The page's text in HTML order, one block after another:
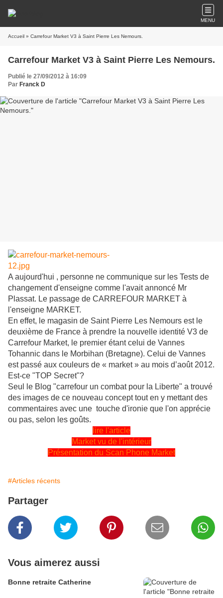
MENU
Accueil » Carrefour Market V3 à Saint Pierre Les Nemours.
Carrefour Market V3 à Saint Pierre Les Nemours.
Publié le 27/09/2012 à 16:09
Par Franck D
A aujourd'hui , personne ne communique sur les Tests de
changement d'enseigne comme l'avait annoncé Mr
Plassat. Le passage de CARREFOUR MARKET à
l'enseigne MARKET.
En effet, le magasin de Saint Pierre Les Nemours est le
deuxième de France à prendre la nouvelle identité V3 de
Carrefour Market, le premier étant celui de Vannes
Tohannic dans le Morbihan (Bretagne). Celui de Vannes
est passé aux couleurs de « market » au mois d’août 2012.
Est-ce "TOP Secret"?
Seul le Blog "carrefour un combat pour la Liberte" a trouvé
des images de ce nouveau concept tout en y mettant des
commentaires avec une touche d'ironie que l'on apprécie
ou pas, selon les goûts.
lire l'article
Market vu de l'intérieur
Présentation du Scan Phone Market
#Articles récents
Partager
Vous aimerez aussi
Bonne retraite Catherine